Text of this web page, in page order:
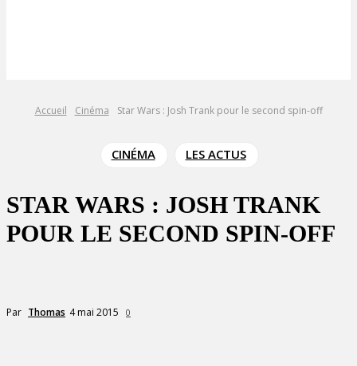
Accueil Cinéma Star Wars : Josh Trank pour le second spin-off
CINÉMA LES ACTUS
STAR WARS : JOSH TRANK
POUR LE SECOND SPIN-OFF
Par Thomas 4 mai 2015 0